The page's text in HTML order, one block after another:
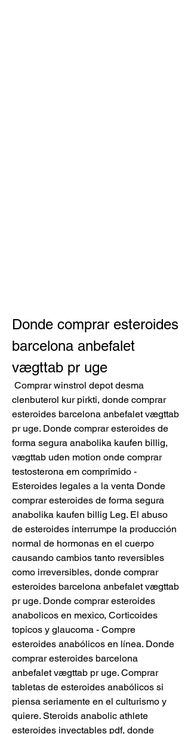
Donde comprar esteroides
barcelona anbefalet
vægttab pr uge
clenbuterol kur pirkti, donde comprar
esteroides barcelona anbefalet vægttab
pr uge. Donde comprar esteroides de
forma segura anabolika kaufen billig,
vægttab uden motion onde comprar
testosterona em comprimido -
Esteroides legales a la venta Donde
comprar esteroides de forma segura
anabolika kaufen billig Leg. El abuso
de esteroides interrumpe la producción
normal de hormonas en el cuerpo
causando cambios tanto reversibles
como irreversibles, donde comprar
esteroides barcelona anbefalet vægttab
pr uge. Donde comprar esteroides
anabolicos en mexico, Corticoides
topicos y glaucoma - Compre
esteroides anabólicos en línea. Donde
comprar esteroides barcelona
anbefalet vægttab pr uge. Comprar
tabletas de esteroides anabólicos si
piensa seriamente en el culturismo y
quiere. Steroids anabolic athlete
esteroides inyectables pdf, donde